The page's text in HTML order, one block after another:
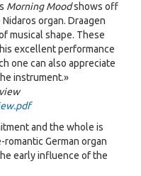
Morning Moodshows off
organ. Draagen
musical shape. These
excellent performance
one can also appreciate
instrument.»
and the whole is
German organ
early influence of the